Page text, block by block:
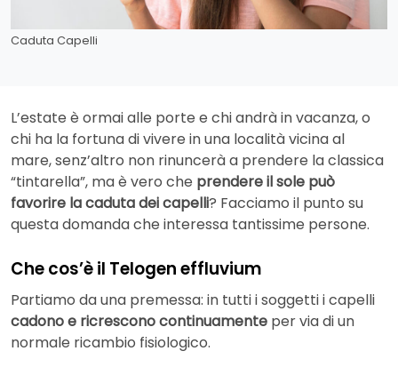
Caduta Capelli
L’estate è ormai alle porte e chi andrà in vacanza, o
chi ha la fortuna di vivere in una località vicina al
mare, senz’altro non rinuncerà a prendere la classica
“tintarella”, ma è vero che prendere il sole può
favorire la caduta dei capelli? Facciamo il punto su
questa domanda che interessa tantissime persone.
Che cos’è il Telogen effluvium
Partiamo da una premessa: in tutti i soggetti i capelli
cadono e ricrescono continuamente per via di un
normale ricambio fisiologico.